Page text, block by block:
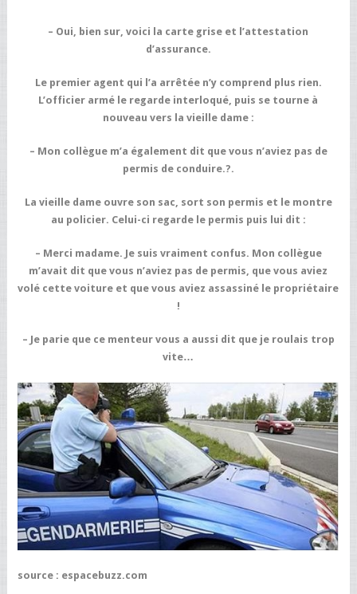
– Oui, bien sur, voici la carte grise et l’attestation
d’assurance.
Le premier agent qui l’a arrêtée n’y comprend plus rien.
L’officier armé le regarde interloqué, puis se tourne à
nouveau vers la vieille dame :
– Mon collègue m’a également dit que vous n’aviez pas de
permis de conduire.?.
La vieille dame ouvre son sac, sort son permis et le montre
au policier. Celui-ci regarde le permis puis lui dit :
– Merci madame. Je suis vraiment confus. Mon collègue
m’avait dit que vous n’aviez pas de permis, que vous aviez
volé cette voiture et que vous aviez assassiné le propriétaire
!
– Je parie que ce menteur vous a aussi dit que je roulais trop
vite…
source : espacebuzz.com